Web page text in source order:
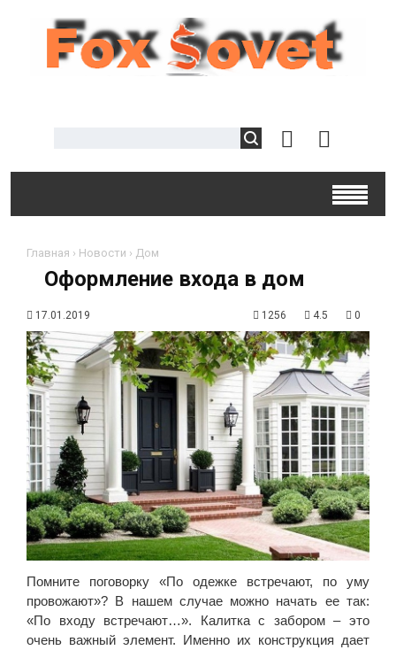
Главная › Новости › Дом
Оформление входа в дом
17.01.2019 1256 4.5 0
Помните поговорку «По одежке встречают, по уму
провожают»? В нашем случае можно начать ее так:
«По входу встречают…». Калитка с забором – это
очень важный элемент. Именно их конструкция дает